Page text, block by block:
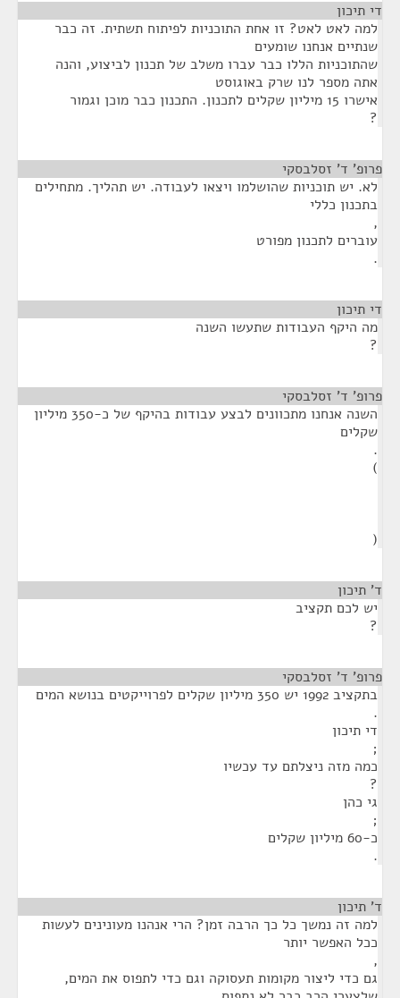
די תיכון
למה לאט לאט? זו אחת התוכניות לפיתוח תשתית. זה כבר
שנתיים אנחנו שומעים
שהתוכניות הללו כבר עברו משלב של תכנון לביצוע, והנה
אתה מספר לנו שרק באוגוסט
אישרו 15 מיליון שקלים לתכנון. התכנון כבר מוכן וגמור
?
פרופ' ד' זסלבסקי
לא. יש תוכניות שהושלמו ויצאו לעבודה. יש תהליך. מתחילים
בתכנון כללי
,
עוברים לתכנון מפורט
.
די תיכון
מה היקף העבודות שתעשו השנה
?
פרופ' ד' זסלבסקי
השנה אנחנו מתכוונים לבצע עבודות בהיקף של כ-350 מיליון
שקלים
.
)
(
ד' תיכון
יש לכם תקציב
?
פרופ' ד' זסלבסקי
בתקציב 1992 יש 350 מיליון שקלים לפרוייקטים בנושא המים
.
די תיכון
;
כמה מזה ניצלתם עד עכשיו
?
גי כהן
;
כ-60 מיליון שקלים
.
ד' תיכון
למה זה נמשך כל כך הרבה זמן? הרי אנהנו מעונינים לעשות
ככל האפשר יותר
,
גם כדי ליצור מקומות תעסוקה וגם כדי לתפוס את המים,